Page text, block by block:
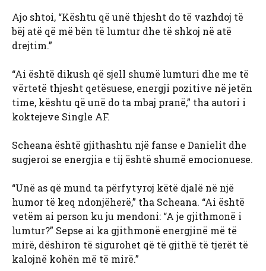
Ajo shtoi, “Kështu që unë thjesht do të vazhdoj të
bëj atë që më bën të lumtur dhe të shkoj në atë
drejtim.”
“Ai është dikush që sjell shumë lumturi dhe me të
vërtetë thjesht qetësuese, energji pozitive në jetën
time, kështu që unë do ta mbaj pranë,” tha autori i
koktejeve Single AF.
Scheana është gjithashtu një fanse e Danielit dhe
sugjeroi se energjia e tij është shumë emocionuese.
“Unë as që mund ta përfytyroj këtë djalë në një
humor të keq ndonjëherë,” tha Scheana. “Ai është
vetëm ai person ku ju mendoni: “A je gjithmonë i
lumtur?” Sepse ai ka gjithmonë energjinë më të
mirë, dëshiron të sigurohet që të gjithë të tjerët të
kalojnë kohën më të mirë.”